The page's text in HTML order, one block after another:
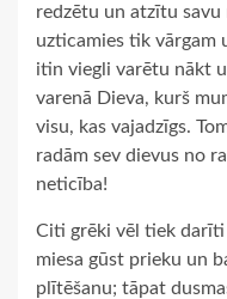
redzētu un atzītu
uzticamies tik vārgam
itin viegli varētu nākt
varenā Dieva, kurš
visu, kas vajadzīgs.
radām sev dievus no
neticība!
Citi grēki vēl tiek
miesa gūst prieku un
plītēšanu; tāpat